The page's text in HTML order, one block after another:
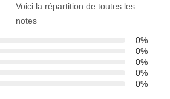
Voici la répartition de toutes les
notes
0%
0%
0%
0%
0%